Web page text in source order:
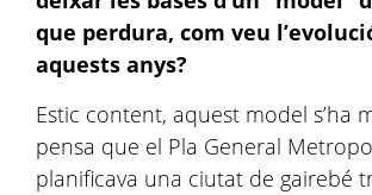
que perdura, com veu
aquests anys?
Estic content, aquest model s’ha
pensa que el Pla General
planificava una ciutat de gairebé